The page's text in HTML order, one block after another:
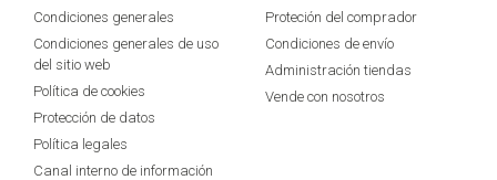
Condiciones generales
Condiciones generales de uso
del sitio web
Política de cookies
Protección de datos
Política legales
Canal interno de información
Proteción del comprador
Condiciones de envío
Administración tiendas
Vende con nosotros